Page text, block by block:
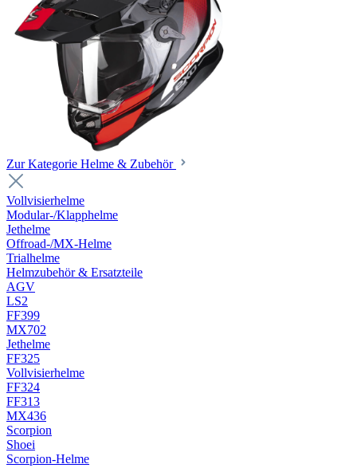
Zur Kategorie Helme & Zubehör
Vollvisierhelme
Modular-/Klapphelme
Jethelme
Offroad-/MX-Helme
Trialhelme
Helmzubehör & Ersatzteile
AGV
LS2
FF399
MX702
Jethelme
FF325
Vollvisierhelme
FF324
FF313
MX436
Scorpion
Shoei
Scorpion-Helme